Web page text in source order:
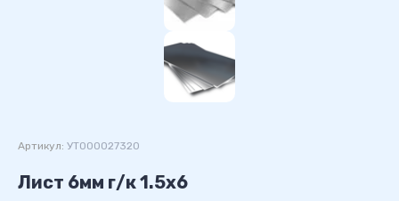
Артикул: УТ000027320
Лист 6мм г/к 1.5х6